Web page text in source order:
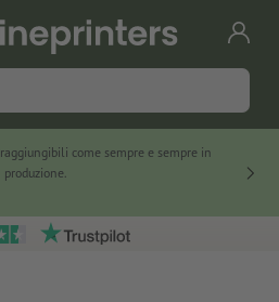
raggiungibili come sempre e sempre in
produzione.